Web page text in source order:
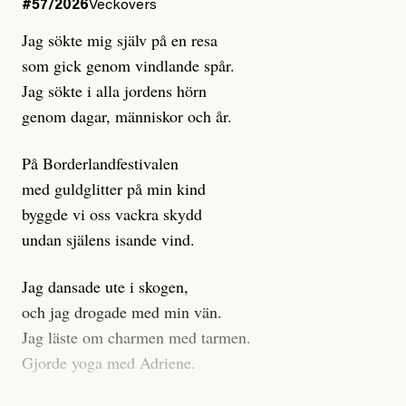
klickbete är inte intressant för Dagens ETC.
Journalistiken är låst. En klatschig men korrekt rubrik
gör förhoppningsvis att en nyfiken beställer
prenumeration, men den avslutas sekunder senare om
dessa granskningar på olika källor, alltifrån domar till
en mängd intervjupersoner, inklusive generös
möjlighet att bemöta för såväl personen vars motiv att
engagera sig i Palestinarörelsen ifrågasätts som de
grupper där Säpo-resursen samlade in uppgifter.
Researchen är grundlig.
Möjligen är det egentligen inte journalistikens metod
som stör?
#57/2026Veckovers
Jag sökte mig själv på en resa
som gick genom vindlande spår.
Jag sökte i alla jordens hörn
genom dagar, människor och år.
På Borderlandfestivalen
med guldglitter på min kind
byggde vi oss vackra skydd
undan själens isande vind.
Jag dansade ute i skogen,
och jag drogade med min vän.
Jag läste om charmen med tarmen.
Gjorde yoga med Adriene.